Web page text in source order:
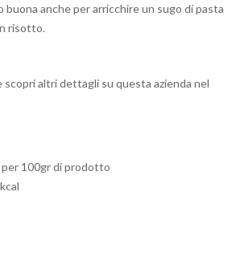
anche per arricchire un sugo di pasta
risotto.
scopri altri dettagli su questa azienda nel
100gr di prodotto